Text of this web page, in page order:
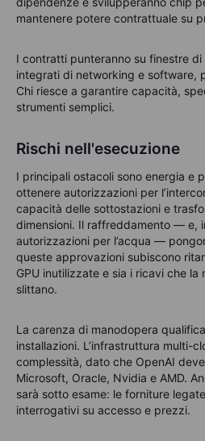
mantenere potere contrattuale su
I contratti punteranno su finestre
integrati di networking e software,
Chi riesce a garantire capacità,
strumenti semplici.
Rischi nell'esecuzione
I principali ostacoli sono energia e
ottenere autorizzazioni per
capacità delle sottostazioni e
dimensioni. Il raffreddamento — e,
autorizzazioni per l’acqua —
queste approvazioni subiscono
GPU inutilizzate e sia i ricavi che
slittano.
La carenza di manodopera
installazioni. L’infrastruttura multi-
complessità, dato che OpenAI
Microsoft, Oracle, Nvidia e AMD.
sarà sotto esame: le forniture
interrogativi su accesso e prezzi.